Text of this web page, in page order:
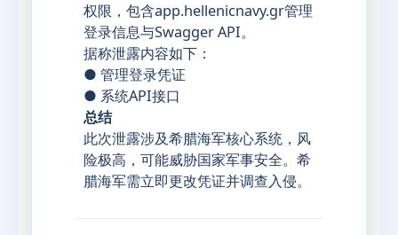
权限，包含app.hellenicnavy.gr管理
登录信息与Swagger API。
据称泄露内容如下：
● 管理登录凭证
● 系统API接口
总结
此次泄露涉及希腊海军核心系统，风
险极高，可能威胁国家军事安全。希
腊海军需立即更改凭证并调查入侵。